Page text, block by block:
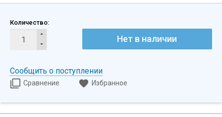
Количество:
Нет в наличии
Сообщить о поступлении
Сравнение Избранное